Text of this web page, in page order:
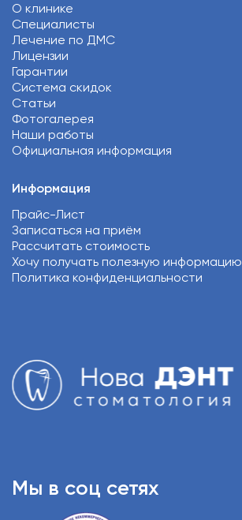
О клинике
Специалисты
Лечение по ДМС
Лицензии
Гарантии
Система скидок
Статьи
Фотогалерея
Наши работы
Официальная информация
Информация
Прайс-Лист
Записаться на приём
Рассчитать стоимость
Хочу получать полезную информацию
Политика конфиденциальности
Мы в соц сетях